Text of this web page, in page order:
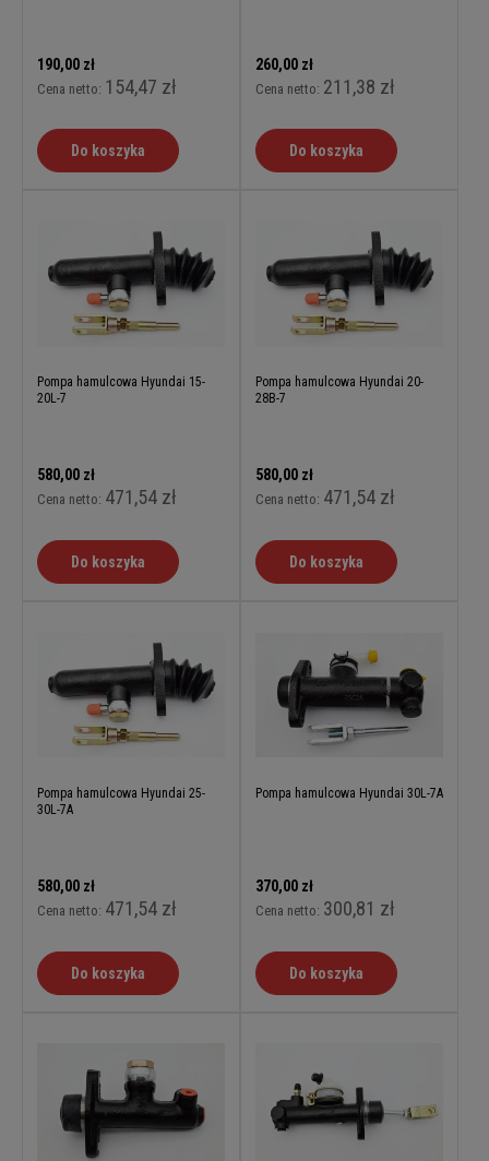
190,00 zł
Cena netto: 154,47 zł
Do koszyka
260,00 zł
Cena netto: 211,38 zł
Do koszyka
Pompa hamulcowa Hyundai 15-
20L-7
580,00 zł
Cena netto: 471,54 zł
Do koszyka
Pompa hamulcowa Hyundai 20-
28B-7
580,00 zł
Cena netto: 471,54 zł
Do koszyka
Pompa hamulcowa Hyundai 25-
30L-7A
580,00 zł
Cena netto: 471,54 zł
Do koszyka
Pompa hamulcowa Hyundai 30L-7A
370,00 zł
Cena netto: 300,81 zł
Do koszyka